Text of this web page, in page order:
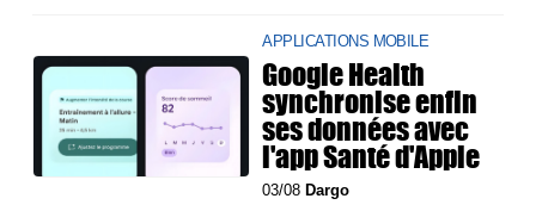
APPLICATIONS MOBILE
Google Health
synchronise enfin
ses données avec
l'app Santé d'Apple
03/08 Dargo